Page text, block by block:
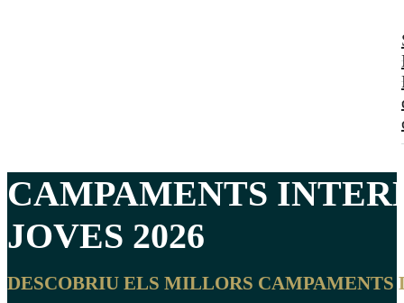
CAMPAMENTS
JOVES 2026
DESCOBRIU ELS MILLORS CAMPAMENTS